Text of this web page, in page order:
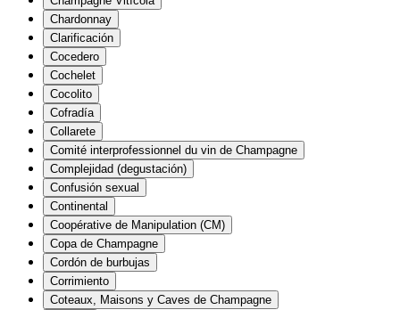
Chardonnay
Clarificación
Cocedero
Cochelet
Cocolito
Cofradía
Collarete
Comité interprofessionnel du vin de Champagne
Complejidad (degustación)
Confusión sexual
Continental
Coopérative de Manipulation (CM)
Copa de Champagne
Cordón de burbujas
Corrimiento
Coteaux, Maisons y Caves de Champagne